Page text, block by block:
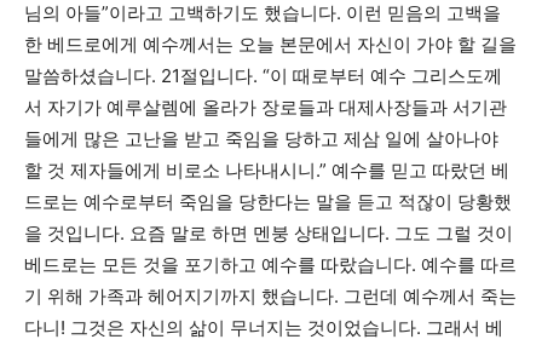
님의 아들”이라고 고백하기도 했습니다. 이런 믿음의 고백을
한 베드로에게 예수께서는 오늘 본문에서 자신이 가야 할 길을
말씀하셨습니다. 21절입니다. “이 때로부터 예수 그리스도께
서 자기가 예루살렘에 올라가 장로들과 대제사장들과 서기관
들에게 많은 고난을 받고 죽임을 당하고 제삼 일에 살아나야
할 것 제자들에게 비로소 나타내시니.” 예수를 믿고 따랐던 베
드로는 예수로부터 죽임을 당한다는 말을 듣고 적잖이 당황했
을 것입니다. 요즘 말로 하면 멘붕 상태입니다. 그도 그럴 것이
베드로는 모든 것을 포기하고 예수를 따랐습니다. 예수를 따르
기 위해 가족과 헤어지기까지 했습니다. 그런데 예수께서 죽는
다니! 그것은 자신의 삶이 무너지는 것이었습니다. 그래서 베